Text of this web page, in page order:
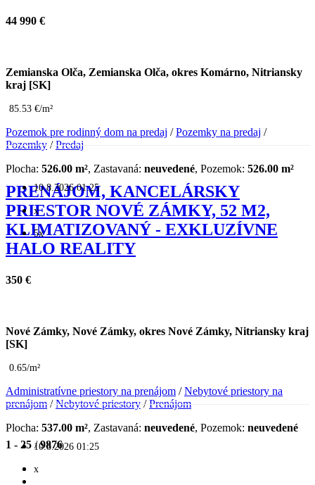
44 990 €
Zemianska Olča, Zemianska Olča, okres Komárno, Nitriansky
kraj [SK]
85.53 €/m²
Pozemok pre rodinný dom na predaj /Pozemky na predaj /
Pozemky /Predaj
Plocha: 526.00 m², Zastavaná: neuvedené, Pozemok: 526.00 m²
10.8.2026 01:25
x
5x
PRENÁJOM, KANCELÁRSKY
PRIESTOR NOVÉ ZÁMKY, 52 M2,
KLIMATIZOVANÝ - EXKLUZÍVNE
HALO REALITY
350 €
Nové Zámky, Nové Zámky, okres Nové Zámky, Nitriansky kraj
[SK]
0.65/m²
Administratívne priestory na prenájom /Nebytové priestory na
prenájom /Nebytové priestory /Prenájom
Plocha: 537.00 m², Zastavaná: neuvedené, Pozemok: neuvedené
10.8.2026 01:25
x
1 - 25 /9876